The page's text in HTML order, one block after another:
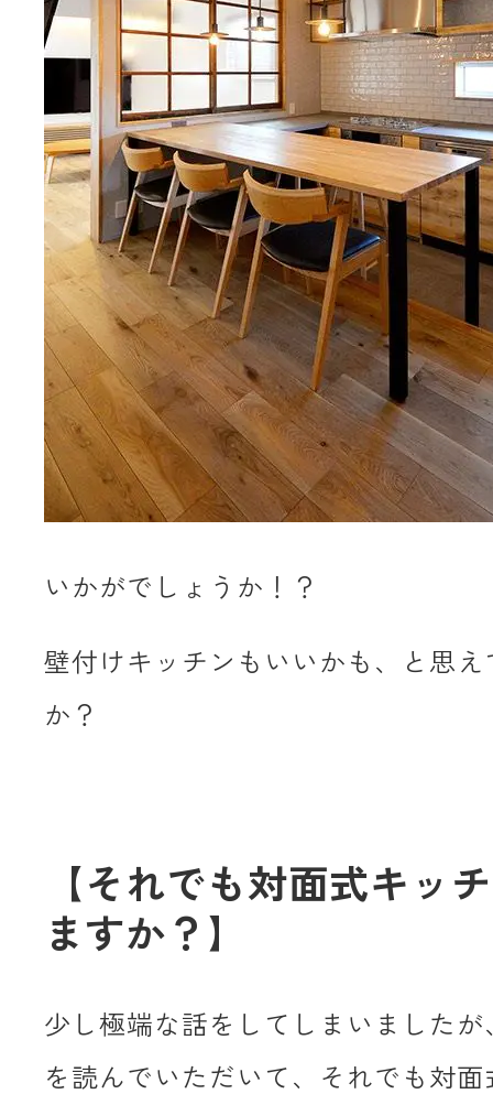
いかがでしょうか！？
壁付けキッチンもいいかも、と思え
か？
【それでも対面式キッ
ますか？】
少し極端な話をしてしまいました
を読んでいただいて、それでも対